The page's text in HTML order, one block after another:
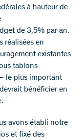
à hauteur de
de 3,5% par an.
réalisées en
existantes
tablons
le plus important
bénéficier en
avons établi notre
et fixé des